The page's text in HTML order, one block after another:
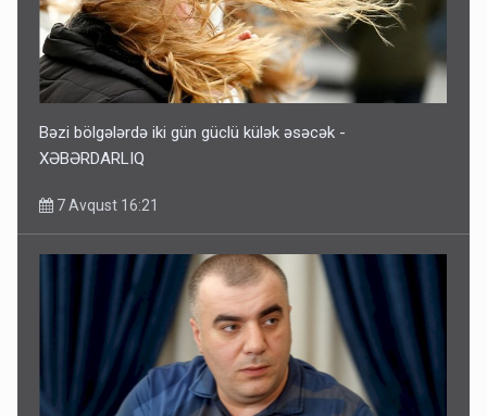
Bəzi bölgələrdə iki gün güclü külək əsəcək -
XƏBƏRDARLIQ
7 Avqust 16:21